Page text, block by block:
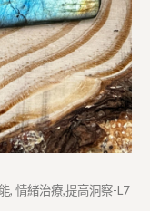
, 情緒治療,提高洞察-L7